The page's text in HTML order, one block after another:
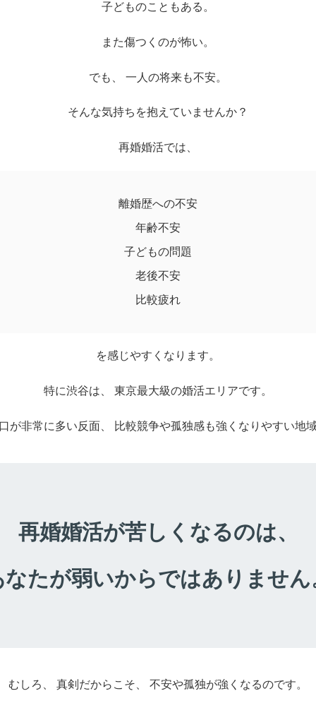
子どものこともある。
また傷つくのが怖い。
でも、 一人の将来も不安。
そんな気持ちを抱えていませんか？
再婚婚活では、
離婚歴への不安
年齢不安
子どもの問題
老後不安
比較疲れ
を感じやすくなります。
特に渋谷は、 東京最大級の婚活エリアです。
が非常に多い反面、 比較競争や孤独感も強くなりやすい地
再婚婚活が苦しくなるのは、
なたが弱いからではありません
むしろ、 真剣だからこそ、 不安や孤独が強くなるのです。